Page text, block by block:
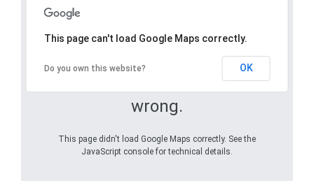
Oops! Something went
wrong.
This page didn't load Google Maps correctly. See the
JavaScript console for technical details.
This page can't load Google Maps correctly.
Do you own this website? OK